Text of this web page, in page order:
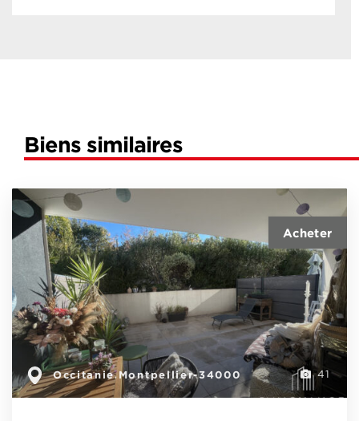
Biens similaires
41
Occitanie, Montpellier-34000